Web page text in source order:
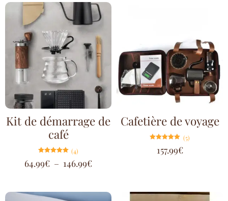
Kit de démarrage de
café
5.00
sur 5
(4)
64.99€ – 146.99€
Cafetière de voyage
5.00
sur 5
(5)
157.99€